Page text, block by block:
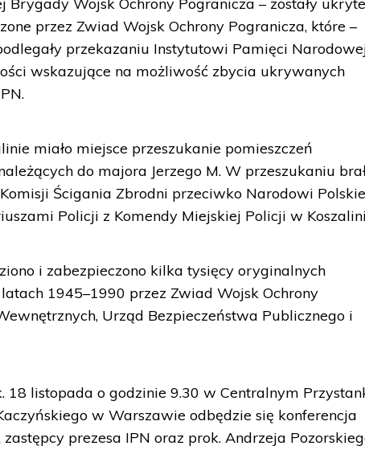
przez Zwiad Wojsk Ochrony Pogranicza, które –
przekazaniu Instytutowi Pamięci
wskazujące na możliwość zbycia ukrywanych
miało miejsce przeszukanie pomieszczeń
do majora Jerzego M. W przeszukaniu
Ścigania Zbrodni przeciwko Narodowi
Policji z Komendy Miejskiej Policji w
i zabezpieczono kilka tysięcy oryginalnych
1945–1990 przez Zwiad Wojsk Ochrony
Urząd Bezpieczeństwa Publicznego i
listopada o godzinie 9.30 w Centralnym
w Warszawie odbędzie się konferencja
prezesa IPN oraz prok. Andrzeja